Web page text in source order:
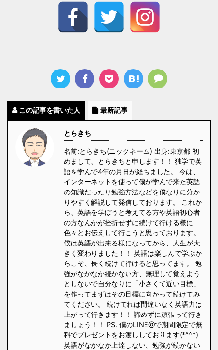
この記事を書いた人 最新記事
とらきち
名前:とらきち(ニックネーム) 出身:東京都 初
めまして、とらきちと申します！！ 独学で英
語を学んで4年の月日が経ちました。 今は、
インターネットを使って僕が学んで来た英語
の知識だったり勉強方法などを僕なりに分か
りやすく解説して発信しております。 これか
ら、英語を学ぼうと考えてる方や英語初心者
の方なんかが挫折せずに続けて行ける様に
色々とお伝えして行こうと思っております。
僕は英語が出来る様になってから、人生が大
きく変わりました！！ 英語は楽しんで学ぶか
らこそ、長く続けて行けると思ってます。 勉
強がなかなか続かない方、無理して覚えよう
としないで自分なりに「小さくて近い目標」
を作ってまずはその目標に向かって続けてみ
てください。 続けてれば間違いなく英語力は
上がって行きます！！ 諦めずに頑張って行き
ましょう！！ PS. 僕のLINE@で期間限定で無
料でプレゼントをお渡ししております(*^^*)
英語がなかなか上達しない、勉強が続かない